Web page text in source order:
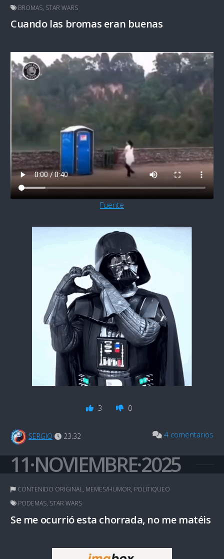
BROMAS, STAR WARS
Cuando las bromas eran buenas
Fuente
3 0
SERGIO 23:32 4 comentarios
11·NOVIEMBRE·2025
CONTENIDO ORIGINAL, MEMES/HUMOR, POLITIQUEO
PODEMAS, STAR WARS
Se me ocurrió esta chorrada, no me matéis